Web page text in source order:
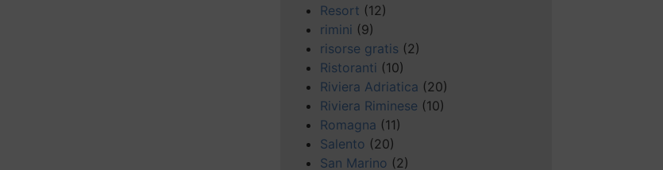
Resort (12)
rimini (9)
risorse gratis (2)
Ristoranti (10)
Riviera Adriatica (20)
Riviera Riminese (10)
Romagna (11)
Salento (20)
San Marino (2)